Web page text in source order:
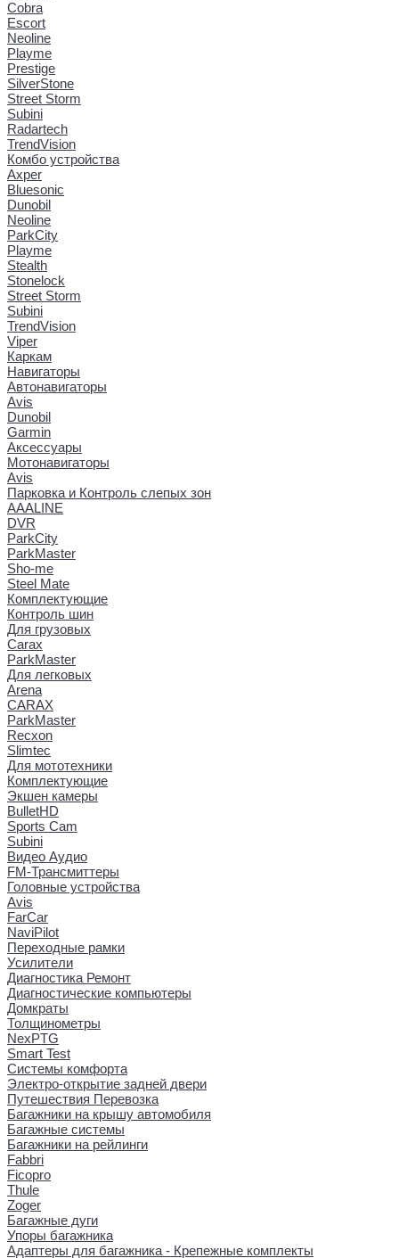
Cobra
Escort
Neoline
Playme
Prestige
SilverStone
Street Storm
Subini
Radartech
TrendVision
Комбо устройства
Axper
Bluesonic
Dunobil
Neoline
ParkCity
Playme
Stealth
Stonelock
Street Storm
Subini
TrendVision
Viper
Каркам
Навигаторы
Автонавигаторы
Avis
Dunobil
Garmin
Аксессуары
Мотонавигаторы
Avis
Парковка и Контроль слепых зон
AAALINE
DVR
ParkCity
ParkMaster
Sho-me
Steel Mate
Комплектующие
Контроль шин
Для грузовых
Carax
ParkMaster
Для легковых
Arena
CARAX
ParkMaster
Recxon
Slimtec
Для мототехники
Комплектующие
Экшен камеры
BulletHD
Sports Cam
Subini
Видео Аудио
FM-Трансмиттеры
Головные устройства
Avis
FarCar
NaviPilot
Переходные рамки
Усилители
Диагностика Ремонт
Диагностические компьютеры
Домкраты
Толщинометры
NexPTG
Smart Test
Системы комфорта
Электро-открытие задней двери
Путешествия Перевозка
Багажники на крышу автомобиля
Багажные системы
Багажники на рейлинги
Fabbri
Ficopro
Thule
Zoger
Багажные дуги
Упоры багажника
Адаптеры для багажника - Крепежные комплекты